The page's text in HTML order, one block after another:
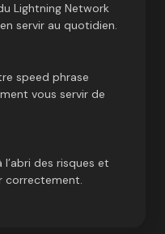
Lightning Network
servir au quotidien.
speed phrase
vous servir de
des risques et
correctement.